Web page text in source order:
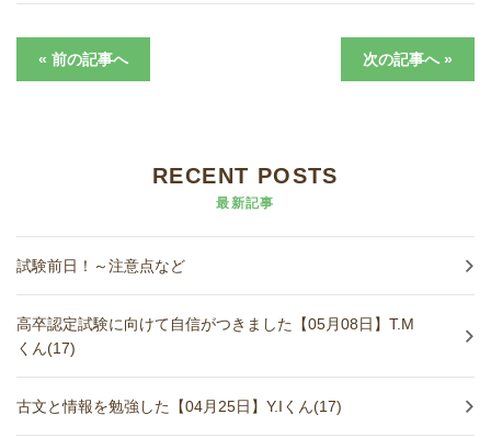
« 前の記事へ 次の記事へ »
RECENT POSTS
最新記事
試験前日！～注意点など
高卒認定試験に向けて自信がつきました【05月08日】T.M
くん(17)
古文と情報を勉強した【04月25日】Y.Iくん(17)